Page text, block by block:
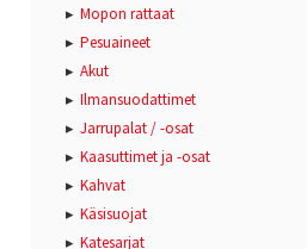
Mopon rattaat
Pesuaineet
Akut
Ilmansuodattimet
Jarrupalat / -osat
Kaasuttimet ja -osat
Kahvat
Käsisuojat
Katesarjat